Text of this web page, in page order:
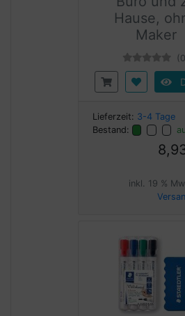
Hause,
Maker
Lieferzeit: 3-4 Tage
Bestand:
inkl. 19 %